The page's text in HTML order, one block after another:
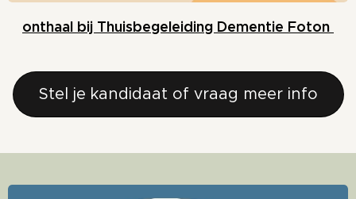
onthaal bij Thuisbegeleiding Dementie Foton
Stel je kandidaat of vraag meer info